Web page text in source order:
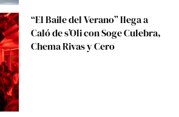
“El Baile del Verano” llega a
Caló de s’Oli con Soge Culebra,
Chema Rivas y Cero